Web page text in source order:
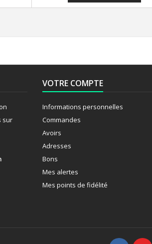
sur
VOTRE COMPTE
Informations personnelles
Commandes
Avoirs
Adresses
Bons
Mes alertes
Mes points de fidélité